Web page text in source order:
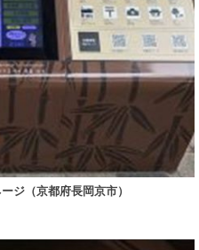
ジ（京都府長岡京市）